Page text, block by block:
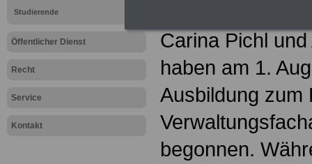
Studierende
Öffentlicher Dienst
Recht
Service
Kontakt
Carina Pichl
haben am 1.
Ausbildung zum
begonnen.